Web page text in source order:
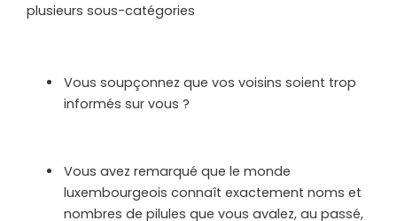
plusieurs sous-catégories
Vous soupçonnez que vos voisins soient trop
informés sur vous ?
Vous avez remarqué que le monde
luxembourgeois connaît exactement noms et
nombres de pilules que vous avalez, au passé,